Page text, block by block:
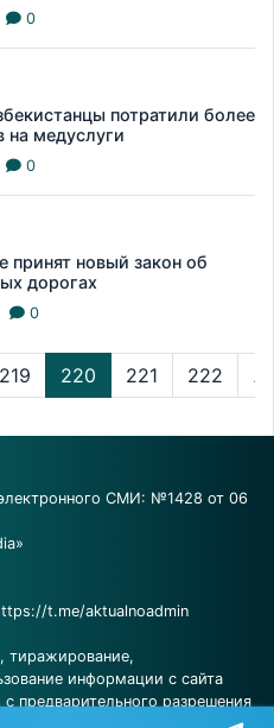
0
потратили более
на медуслуги
0
принят новый закон об
дорогах
0
219 220 221 222 ...
СМИ: №1428 от 06
t.me/aktualnoadmin
тиражирование,
информации с сайта
предварительного разрешения